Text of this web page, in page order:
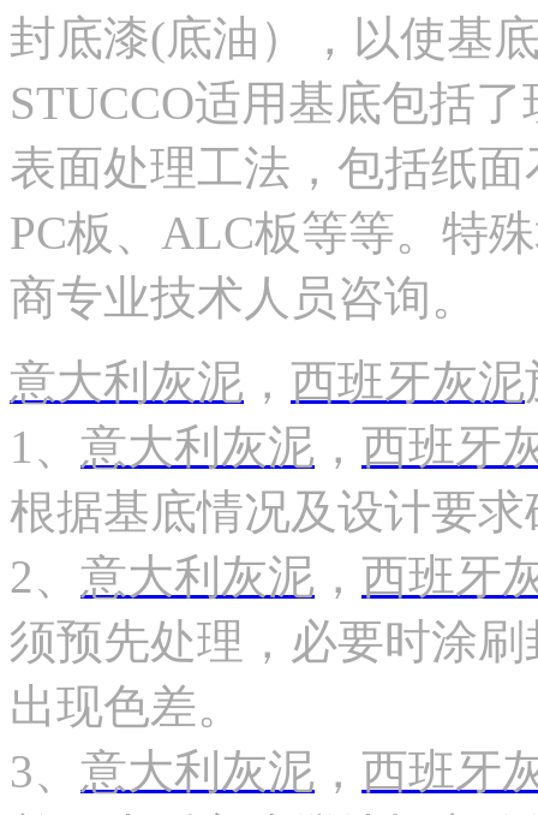
封底漆(底油），以使基
STUCCO适用基底包括
表面处理工法，包括纸
PC板、ALC板等等。特
商专业技术人员咨询。
意大利灰泥 ， 西班牙灰泥
1、 意大利灰泥 ， 西班牙
根据基底情况及设计要
2、 意大利灰泥 ， 西班牙
须预先处理，必要时涂
出现色差。
3、 意大利灰泥 ， 西班牙